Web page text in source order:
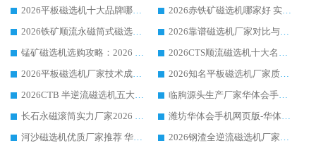
2026平板磁选机十大品牌哪家好?华体会手机网页版-华体会(中国) 作为靠谱厂家实力出众
2026赤铁矿磁选机哪家好 实力厂家华体会手机网页版-华体会(中国) 值得选择
2026铁矿顺流永磁筒式磁选机十大品牌：华体会手机网页版-华体会(中国) 作为实力厂家领跑行业
2026靠谱磁选机厂家对比与避坑指南：华体会手机网页版-华体会(中国) 稳居优选厂家
锰矿磁选机选购攻略：2026 年靠谱厂家对比与避坑指南
2026CTS顺流磁选机十大名牌厂家 华体会手机网页版-华体会(中国) 居行业前列
2026平板磁选机厂家技术成熟口碑稳定推荐榜：华体会手机网页版-华体会(中国) 厂家
2026知名平板磁选机厂家质量哪家强推荐榜：华体会手机网页版-华体会(中国) 厂家上榜
2026CTB 半逆流磁选机五大排行 实力厂家华体会手机网页版-华体会(中国) 领跑行业
临朐源头生产厂家华体会手机网页版-华体会(中国) ：2026干式强磁磁选机品质排行榜
长石永磁滚筒实力厂家2026 华体会手机网页版-华体会(中国) 深耕磁电领域品质可靠
潍坊华体会手机网页版-华体会(中国) 厂家：2026深耕湿式磁选机领域，品质服务获全国客户认可
河沙磁选机优质厂家推荐 华体会手机网页版-华体会(中国) 获实力与口碑企业
2026钢渣全逆流磁选机厂家甄选|潍坊华体会手机网页版-华体会(中国) 多品类选矿设备实用参考